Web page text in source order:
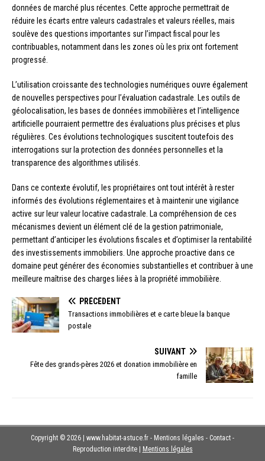
données de marché plus récentes. Cette approche permettrait de
réduire les écarts entre valeurs cadastrales et valeurs réelles, mais
soulève des questions importantes sur l’impact fiscal pour les
contribuables, notamment dans les zones où les prix ont fortement
progressé.
L’utilisation croissante des technologies numériques ouvre également
de nouvelles perspectives pour l’évaluation cadastrale. Les outils de
géolocalisation, les bases de données immobilières et l’intelligence
artificielle pourraient permettre des évaluations plus précises et plus
régulières. Ces évolutions technologiques suscitent toutefois des
interrogations sur la protection des données personnelles et la
transparence des algorithmes utilisés.
Dans ce contexte évolutif, les propriétaires ont tout intérêt à rester
informés des évolutions réglementaires et à maintenir une vigilance
active sur leur valeur locative cadastrale. La compréhension de ces
mécanismes devient un élément clé de la gestion patrimoniale,
permettant d’anticiper les évolutions fiscales et d’optimiser la rentabilité
des investissements immobiliers. Une approche proactive dans ce
domaine peut générer des économies substantielles et contribuer à une
meilleure maîtrise des charges liées à la propriété immobilière.
PRÉCÉDENT
Transactions immobilières et e carte bleue la banque
postale
SUIVANT
Fête des grands-pères 2026 et donation immobilière en
famille
Copyright © 2026 | www.habitat-astuce.fr - Mentions légales - Contact -
Reproduction interdite | Mentions légales